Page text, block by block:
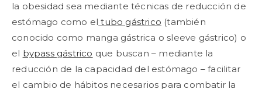
la obesidad sea mediante técnicas de reducción de
estómago como el tubo gástrico (también
conocido como manga gástrica o sleeve gástrico) o
el bypass gástrico que buscan – mediante la
reducción de la capacidad del estómago – facilitar
el cambio de hábitos necesarios para combatir la